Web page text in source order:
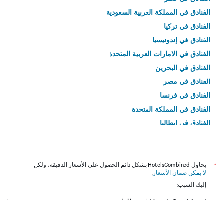
الفنادق في المملكة العربية السعودية
الفنادق في تركيا
الفنادق في إندونيسيا
الفنادق في الامارات العربية المتحدة
الفنادق في البحرين
الفنادق في مصر
الفنادق في فرنسا
الفنادق في المملكة المتحدة
الفنادق في إيطاليا
*
يحاول HotelsCombined بشكل دائم الحصول على الأسعار الدقيقة، ولكن
لا يمكن ضمان الأسعار .
إليك السبب: